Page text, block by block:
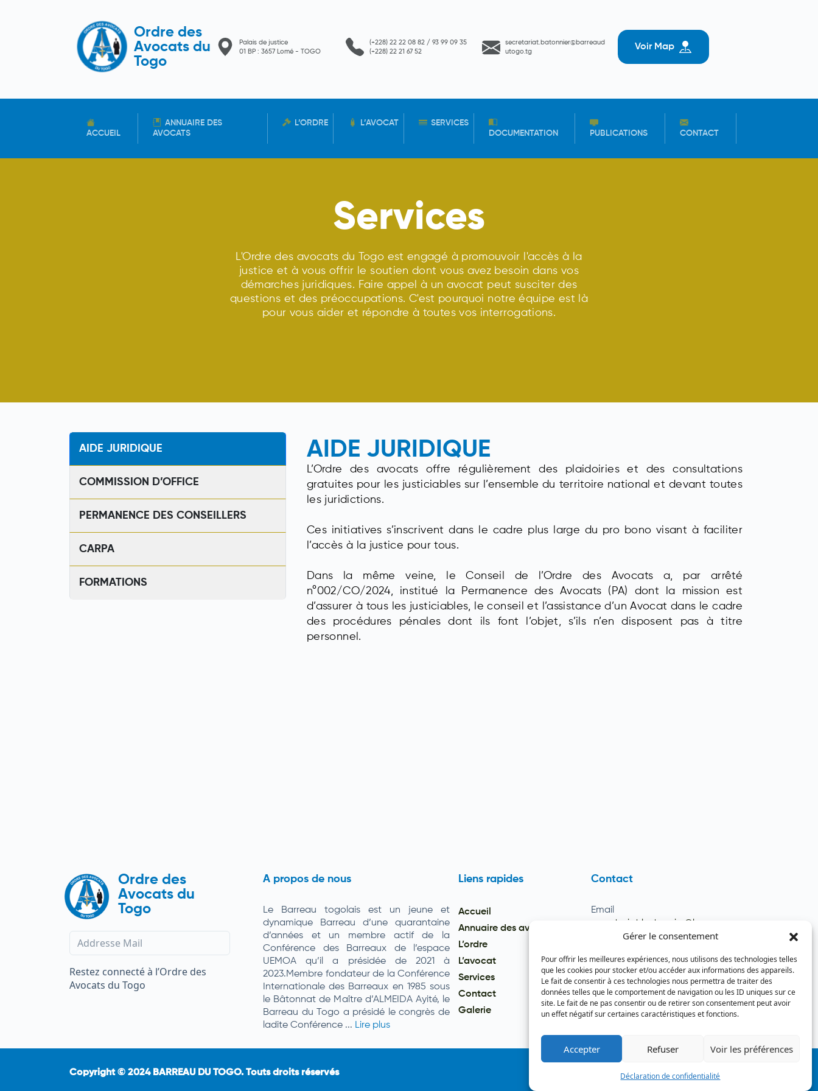
Gérer le consentement
Pour offrir les meilleures expériences, nous utilisons des technologies telles
que les cookies pour stocker et/ou accéder aux informations des appareils.
Le fait de consentir à ces technologies nous permettra de traiter des
données telles que le comportement de navigation ou les ID uniques sur ce
site. Le fait de ne pas consentir ou de retirer son consentement peut avoir
un effet négatif sur certaines caractéristiques et fonctions.
Accepter Refuser Voir les préférences
Déclaration de confidentialité
Ordre des
Avocats du
Togo
Palais de justice
01 BP : 3657 Lomé - TOGO
(+228) 22 22 08 82 / 93 99 09 35
(+228) 22 21 67 52
secretariat.batonnier@barreaud
utogo.tg
Voir Map
ACCUEIL
ANNUAIRE DES
AVOCATS
L’ORDRE L’AVOCAT
SERVICES
DOCUMENTATION
PUBLICATIONS CONTACT
Services
L'Ordre des avocats du Togo est engagé à promouvoir l'accès à la
justice et à vous offrir le soutien dont vous avez besoin dans vos
démarches juridiques. Faire appel à un avocat peut susciter des
questions et des préoccupations. C'est pourquoi notre équipe est là
pour vous aider et répondre à toutes vos interrogations.
AIDE JURIDIQUE
COMMISSION D’OFFICE
PERMANENCE DES CONSEILLERS
CARPA
FORMATIONS
AIDE JURIDIQUE
L’Ordre des avocats offre régulièrement des plaidoiries et des consultations
gratuites pour les justiciables sur l’ensemble du territoire national et devant toutes
les juridictions.
Ces initiatives s’inscrivent dans le cadre plus large du pro bono visant à faciliter
l’accès à la justice pour tous.
Dans la même veine, le Conseil de l’Ordre des Avocats a, par arrêté
n°002/CO/2024, institué la Permanence des Avocats (PA) dont la mission est
d’assurer à tous les justiciables, le conseil et l’assistance d’un Avocat dans le cadre
des procédures pénales dont ils font l’objet, s’ils n’en disposent pas à titre
personnel.
Ordre des
Avocats du
Togo
Restez connecté à l’Ordre des
Avocats du Togo
A propos de nous
Le Barreau togolais est un jeune et
dynamique Barreau d’une quarantaine
d’années et un membre actif de la
Conférence des Barreaux de l’espace
UEMOA qu’il a présidée de 2021 à
2023.Membre fondateur de la Conférence
Internationale des Barreaux en 1985 sous
le Bâtonnat de Maître d’ALMEIDA Ayité, le
Barreau du Togo a présidé le congrès de
ladite Conférence ... Lire plus
Liens rapides
Accueil
Annuaire des avocats
L’ordre
L’avocat
Services
Contact
Galerie
Contact
Email
secretariat.batonnier@barreau
dutogo.tg
Téléphone
(+228) 22 22 08 82 / 93 99 09 35
(+228) 22 21 67 52
Copyright ©️ 2024 BARREAU DU TOGO. Touts droits réservés Politique de confidentialité Mentions légales